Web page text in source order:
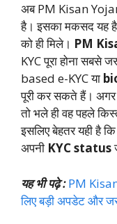
अब PM Kisan
है। इसका मकसद यह
को ही मिले। PM
KYC पूरा होना सबसे
based e-KYC या
पूरी कर सकते हैं।
तो भले ही वह पहले
इसलिए बेहतर यही है
अपनी KYC status
यह भी पढ़े : PM
लिए बड़ी अपडेट और